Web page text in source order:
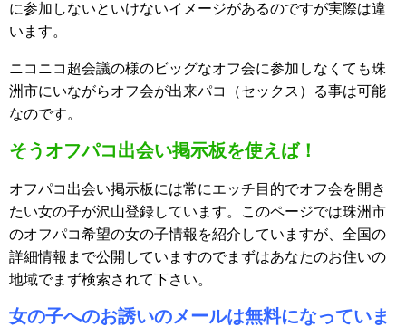
に参加しないといけないイメージがあるのですが実際は違
います。
ニコニコ超会議の様のビッグなオフ会に参加しなくても珠
洲市にいながらオフ会が出来パコ（セックス）る事は可能
なのです。
そうオフパコ出会い掲示板を使えば！
オフパコ出会い掲示板には常にエッチ目的でオフ会を開き
たい女の子が沢山登録しています。このページでは珠洲市
のオフパコ希望の女の子情報を紹介していますが、全国の
詳細情報まで公開していますのでまずはあなたのお住いの
地域でまず検索されて下さい。
女の子へのお誘いのメールは無料になっていま